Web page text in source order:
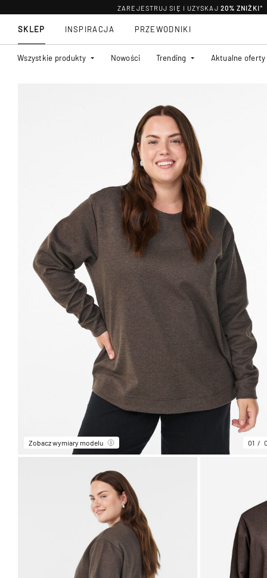
ZAREJESTRUJ SIĘ I UZYSKAJ 20% ZNIŻKI*
SKLEP
Wszystkie produkty Nowości Trending Aktualne oferty
INSPIRACJA PRZEWODNIKI
Zobacz wymiary modelu 01